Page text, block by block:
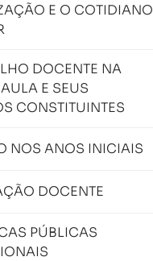
E O COTIDIANO
DOCENTE NA
E SEUS
CONSTITUINTES
NOS ANOS INICIAIS
DOCENTE
PÚBLICAS